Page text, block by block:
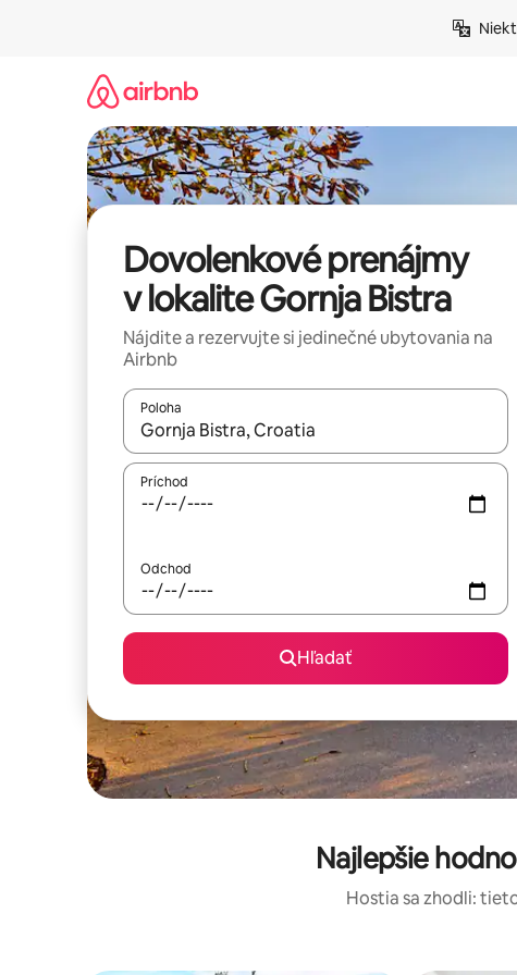
Dovolenkové prenájmy
v lokalite Gornja Bistra
Nájdite a rezervujte si jedinečné ubytovania na
Airbnb
Poloha
Keď budú výsledky k dispozícii, môžete si ich
Príchod
Odchod
Hľadať
Najlepšie
Hostia sa zhodli: